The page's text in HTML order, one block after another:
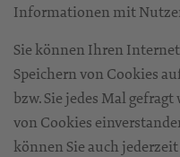
Informationen mit
Sie können Ihren
Speichern von Cookies
bzw. Sie jedes Mal
von Cookies
können Sie auch